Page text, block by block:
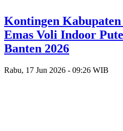
Kontingen
Emas Voli Indoor
Banten 2026
Rabu, 17 Jun 2026 - 09:26 WIB